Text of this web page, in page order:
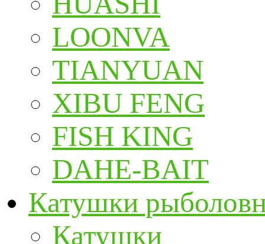
LOONVA
TIANYUAN
XIBU FENG
FISH KING
DAHE-BAIT
Катушки
Катушки